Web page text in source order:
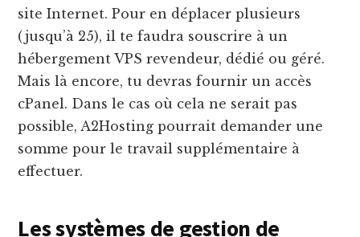
site Internet. Pour en déplacer plusieurs
(jusqu’à 25), il te faudra souscrire à un
hébergement VPS revendeur, dédié ou géré.
Mais là encore, tu devras fournir un accès
cPanel. Dans le cas où cela ne serait pas
possible, A2Hosting pourrait demander une
somme pour le travail supplémentaire à
effectuer.
Les systèmes de gestion de